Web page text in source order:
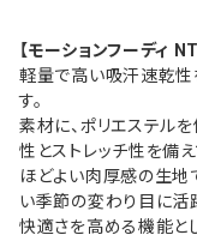
【モーションフーディ
軽量で高い吸汗速乾性
す。
素材に、ポリエステル
性とストレッチ性を備え
ほどよい肉厚感の生地
い季節の変わり目に活
快適さを高める機能と